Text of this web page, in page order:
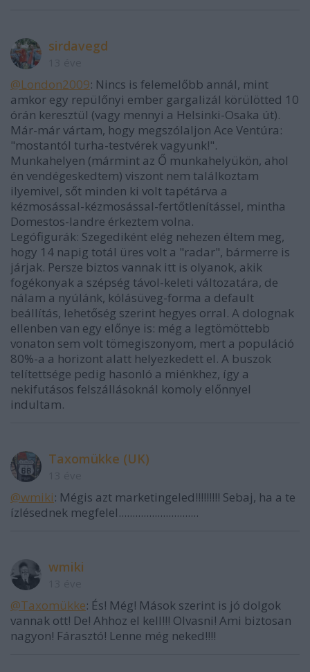
sirdavegd
@London2009: Nincs is felemelőbb annál, mint
amkor egy repülőnyi ember gargalizál körülötted 10
órán keresztül (vagy mennyi a Helsinki-Osaka út).
Már-már vártam, hogy megszólaljon Ace Ventúra:
"mostantól turha-testvérek vagyunk!".
Munkahelyen (mármint az Ő munkahelyükön, ahol
én vendégeskedtem) viszont nem találkoztam
ilyemivel, sőt minden ki volt tapétárva a
kézmosással-kézmosással-fertőtlenítássel, mintha
Domestos-landre érkeztem volna.
Legófigurák: Szegediként elég nehezen éltem meg,
hogy 14 napig totál üres volt a "radar", bármerre is
járjak. Persze biztos vannak itt is olyanok, akik
fogékonyak a szépség távol-keleti változatára, de
nálam a nyúlánk, kólásüveg-forma a default
beállítás, lehetőség szerint hegyes orral. A dolognak
ellenben van egy előnye is: még a legtömöttebb
vonaton sem volt tömegiszonyom, mert a populáció
80%-a a horizont alatt helyezkedett el. A buszok
telítettsége pedig hasonló a miénkhez, így a
nekifutásos felszállásoknál komoly előnnyel
indultam.
Taxomükke (UK)
@wmiki: Mégis azt marketingeled!!!!!!!!! Sebaj, ha a te
ízlésednek megfelel.............................
wmiki
@Taxomükke: És! Még! Mások szerint is jó dolgok
vannak ott! De! Ahhoz el kell!!! Olvasni! Ami biztosan
nagyon! Fárasztó! Lenne még neked!!!!